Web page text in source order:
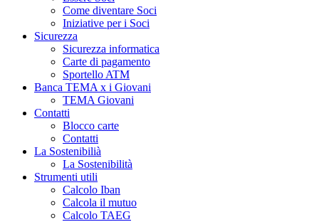
Come diventare Soci
Iniziative per i Soci
Sicurezza
Sicurezza informatica
Carte di pagamento
Sportello ATM
Banca TEMA x i Giovani
TEMA Giovani
Contatti
Blocco carte
Contatti
La Sostenibilià
La Sostenibilità
Strumenti utili
Calcolo Iban
Calcola il mutuo
Calcolo TAEG